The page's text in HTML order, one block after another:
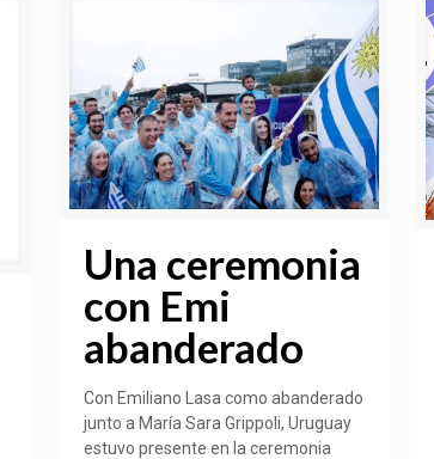
Una ceremonia
con Emi
abanderado
Con Emiliano Lasa como abanderado
junto a María Sara Grippoli, Uruguay
estuvo presente en la ceremonia